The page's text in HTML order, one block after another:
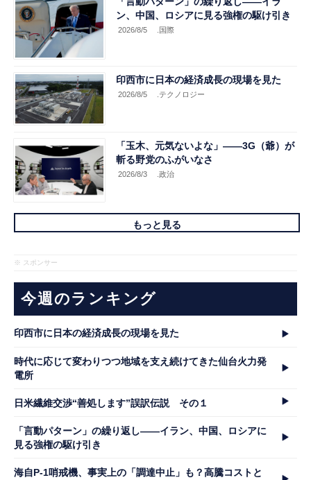
ン、中国、ロシアに見る強権の駆け引き
2026/8/5 .国際
印西市に日本の経済成長の現場を見た
2026/8/5 .テクノロジー
「玉木、元気ないよな」――3G（爺）が
斬る野党のふがいなさ
2026/8/3 .政治
もっと見る
※ スポンサー
今週のランキング
印西市に日本の経済成長の現場を見た
時代に応じて変わりつつ地域を支え続けてきた仙台火力発
電所
日米繊維交渉“善処します”誤訳伝説 その１
「言動パターン」の繰り返し――イラン、中国、ロシアに
見る強権の駆け引き
海自P-1哨戒機、事実上の「調達中止」も？高騰コストと